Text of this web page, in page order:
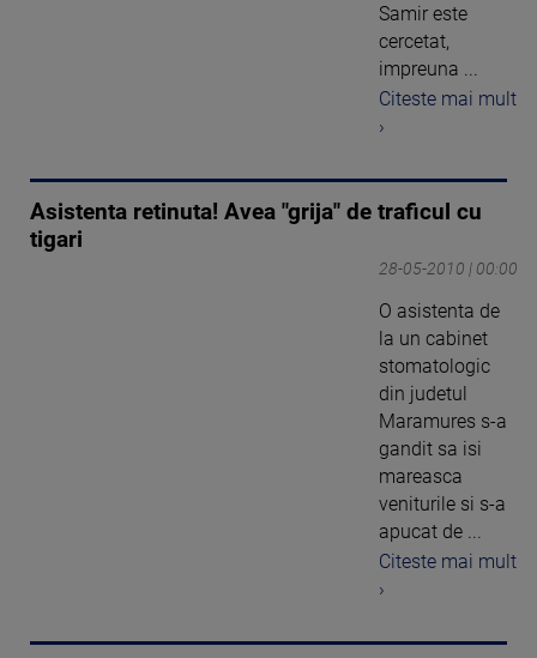
Samir este
cercetat,
impreuna ...
Citeste mai mult
›
Asistenta retinuta! Avea "grija" de traficul cu
tigari
28-05-2010 | 00:00
O asistenta de
la un cabinet
stomatologic
din judetul
Maramures s-a
gandit sa isi
mareasca
veniturile si s-a
apucat de ...
Citeste mai mult
›